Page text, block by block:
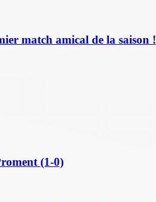
match amical de la saison !
(1-0)